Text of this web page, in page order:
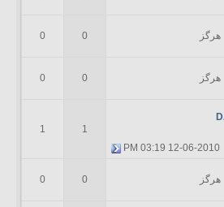
هرگز 0
0
هرگز 0
0
12-06-2010
03:19 PM
1
1
هرگز 0
0